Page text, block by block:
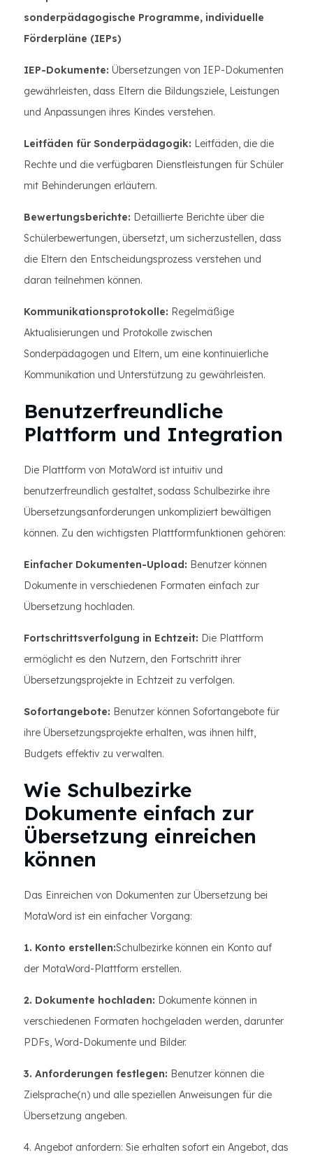
sonderpädagogische Programme, individuelle
Förderpläne (IEPs)
IEP-Dokumente: Übersetzungen von IEP-Dokumenten
gewährleisten, dass Eltern die Bildungsziele, Leistungen
und Anpassungen ihres Kindes verstehen.
Leitfäden für Sonderpädagogik: Leitfäden, die die
Rechte und die verfügbaren Dienstleistungen für Schüler
mit Behinderungen erläutern.
Bewertungsberichte: Detaillierte Berichte über die
Schülerbewertungen, übersetzt, um sicherzustellen, dass
die Eltern den Entscheidungsprozess verstehen und
daran teilnehmen können.
Kommunikationsprotokolle: Regelmäßige
Aktualisierungen und Protokolle zwischen
Sonderpädagogen und Eltern, um eine kontinuierliche
Kommunikation und Unterstützung zu gewährleisten.
Benutzerfreundliche
Plattform und Integration
Die Plattform von MotaWord ist intuitiv und
benutzerfreundlich gestaltet, sodass Schulbezirke ihre
Übersetzungsanforderungen unkompliziert bewältigen
können. Zu den wichtigsten Plattformfunktionen gehören:
Einfacher Dokumenten-Upload: Benutzer können
Dokumente in verschiedenen Formaten einfach zur
Übersetzung hochladen.
Fortschrittsverfolgung in Echtzeit: Die Plattform
ermöglicht es den Nutzern, den Fortschritt ihrer
Übersetzungsprojekte in Echtzeit zu verfolgen.
Sofortangebote: Benutzer können Sofortangebote für
ihre Übersetzungsprojekte erhalten, was ihnen hilft,
Budgets effektiv zu verwalten.
Wie Schulbezirke
Dokumente einfach zur
Übersetzung einreichen
können
Das Einreichen von Dokumenten zur Übersetzung bei
MotaWord ist ein einfacher Vorgang:
1. Konto erstellen:Schulbezirke können ein Konto auf
der MotaWord-Plattform erstellen.
2. Dokumente hochladen: Dokumente können in
verschiedenen Formaten hochgeladen werden, darunter
PDFs, Word-Dokumente und Bilder.
3. Anforderungen festlegen: Benutzer können die
Zielsprache(n) und alle speziellen Anweisungen für die
Übersetzung angeben.
4. Angebot anfordern: Sie erhalten sofort ein Angebot, das